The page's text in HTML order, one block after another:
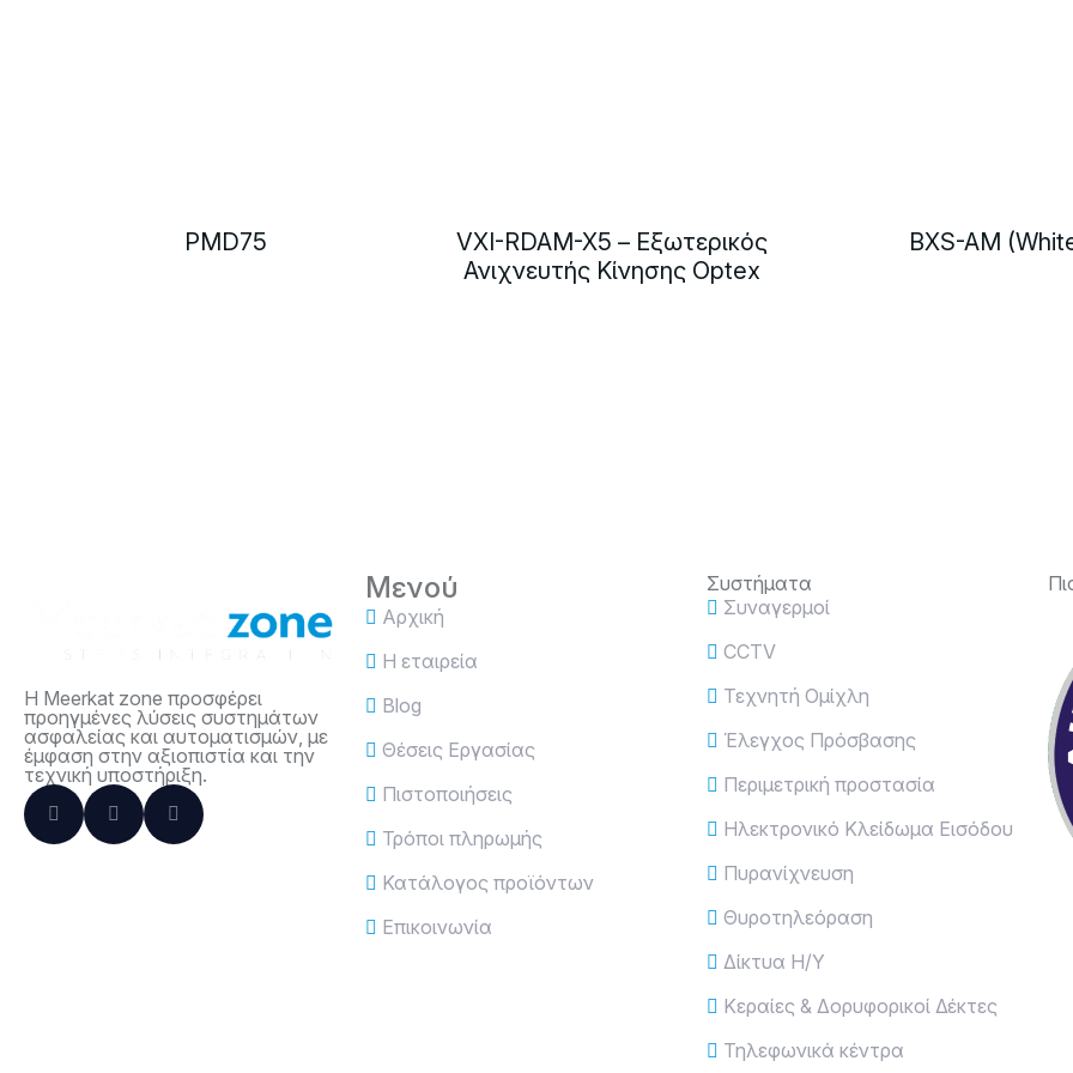
PMD75
VXI-RDAM-X5 – Εξωτερικός
Ανιχνευτής Κίνησης Optex
BXS-AM
Η Meerkat zone προσφέρει
προηγμένες λύσεις συστημάτων
ασφαλείας και αυτοματισμών, με
έμφαση στην αξιοπιστία και την
τεχνική υποστήριξη.
Μενού
Αρχική
Η εταιρεία
Blog
Θέσεις Εργασίας
Πιστοποιήσεις
Τρόποι πληρωμής
Κατάλογος προϊόντων
Επικοινωνία
Συστήματα
Συναγερμοί
CCTV
Τεχνητή Ομίχλη
Έλεγχος Πρόσβασης
Περιμετρική προστασία
Ηλεκτρονικό Κλείδωμα Εισόδου
Πυρανίχνευση
Θυροτηλεόραση
Δίκτυα Η/Υ
Κεραίες & Δορυφορικοί Δέκτες
Τηλεφωνικά κέντρα